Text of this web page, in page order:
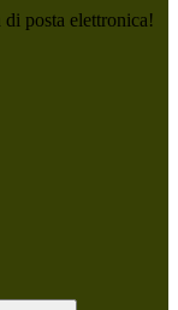
posta elettronica!